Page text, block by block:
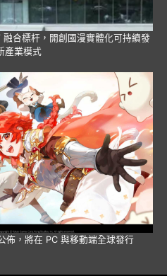
合標杆，開創國漫實體化可持續發
產業模式
佈，將在 PC 與移動端全球發行